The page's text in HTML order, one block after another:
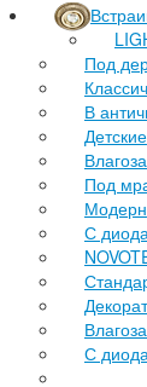
Под
В
Детские
Под
Модерн
С
С